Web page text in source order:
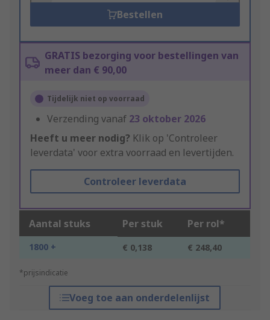
Bestellen
GRATIS bezorging voor bestellingen van
meer dan € 90,00
Tijdelijk niet op voorraad
Verzending vanaf 23 oktober 2026
Heeft u meer nodig? Klik op 'Controleer
leverdata' voor extra voorraad en levertijden.
Controleer leverdata
Aantal stuks Per stuk Per rol*
1800 + € 0,138 € 248,40
*prijsindicatie
Voeg toe aan onderdelenlijst